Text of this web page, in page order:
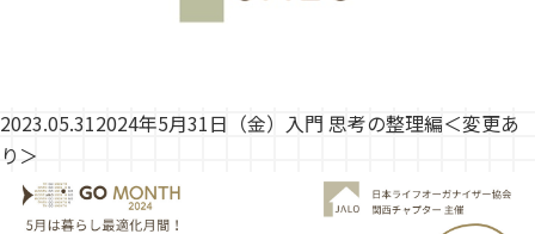
2023.05.312024年5月31日（金）入門 思考の整理編＜変更あ
り＞